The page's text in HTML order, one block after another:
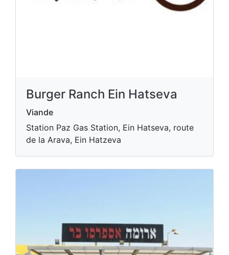
Burger Ranch Ein Hatseva
Viande
Station Paz Gas Station, Ein Hatseva, route
de la Arava, Ein Hatzeva